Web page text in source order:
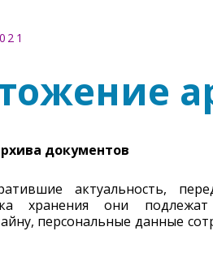
документов
актуальность,
хранения они
персональные данные